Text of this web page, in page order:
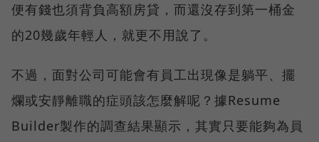
便有錢也須背負高額房貸，而還沒存到第一桶金
的20幾歲年輕人，就更不用說了。
不過，面對公司可能會有員工出現像是躺平、擺
爛或安靜離職的症頭該怎麼解呢？據Resume
Builder製作的調查結果顯示，其實只要能夠為員